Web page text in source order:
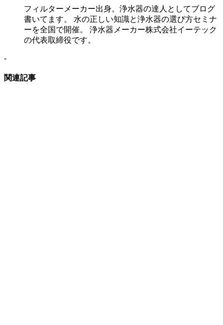
フィルターメーカー出身。浄水器の達人としてブログ
書いてます。 水の正しい知識と浄水器の選び方セミナ
ーを全国で開催。 浄水器メーカー株式会社イーテック
の代表取締役です。
-
関連記事